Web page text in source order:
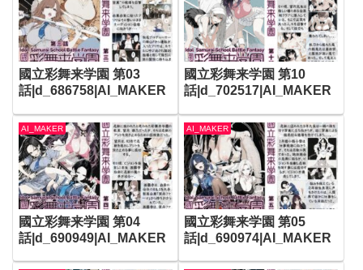
國立彩舞来学園 第03
話|d_686758|AI_MAKER
國立彩舞来学園 第10
話|d_702517|AI_MAKER
AI_MAKER
國立彩舞来学園 第04
話|d_690949|AI_MAKER
AI_MAKER
國立彩舞来学園 第05
話|d_690974|AI_MAKER